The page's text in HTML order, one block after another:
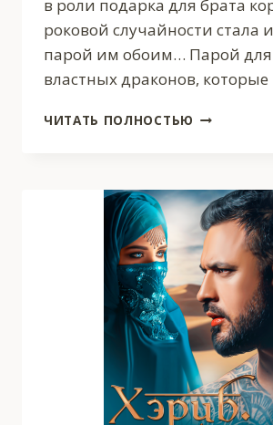
в роли подарка для брата
роковой случайности стала
парой им обоим… Парой для
властных драконов,
ЧИТАТЬ ПОЛНОСТЬЮ